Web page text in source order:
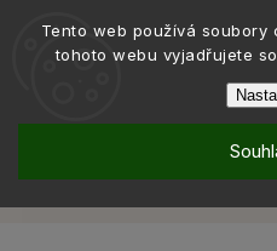
Tento web používá soubory
tohoto webu vyjadřujete
/ /